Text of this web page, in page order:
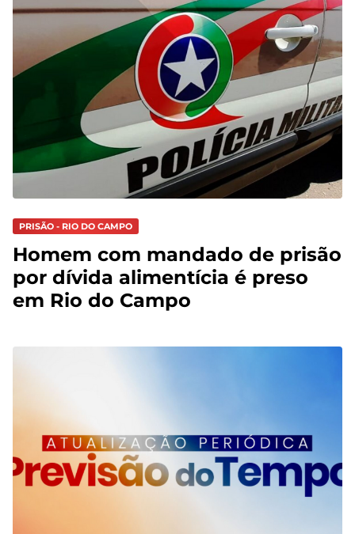
PRISÃO - RIO DO CAMPO
Homem com mandado de prisão
por dívida alimentícia é preso
em Rio do Campo